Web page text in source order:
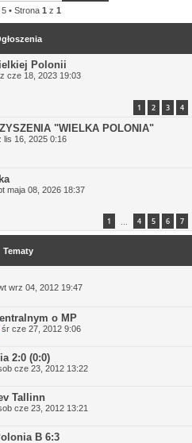
• Strona 1 z 1
Polonii
cze 18, 2023 19:03
1 2 3 4
"WIELKA POLONIA"
lis 16, 2025 0:16
maja 08, 2026 18:37
1 4 5 6 7
Tematy
wrz 04, 2012 19:47
o MP
śr cze 27, 2012 9:06
2:0 (0:0)
cze 23, 2012 13:22
Tallinn
cze 23, 2012 13:21
B 6:3